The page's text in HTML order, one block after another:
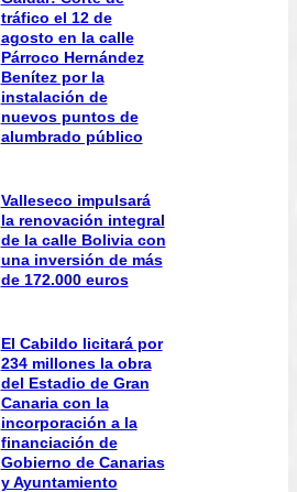
tráfico el 12 de
agosto en la calle
Párroco Hernández
Benítez por la
instalación de
nuevos puntos de
alumbrado público
Valleseco impulsará
la renovación integral
de la calle Bolivia con
una inversión de más
de 172.000 euros
El Cabildo licitará por
234 millones la obra
del Estadio de Gran
Canaria con la
incorporación a la
financiación de
Gobierno de Canarias
y Ayuntamiento